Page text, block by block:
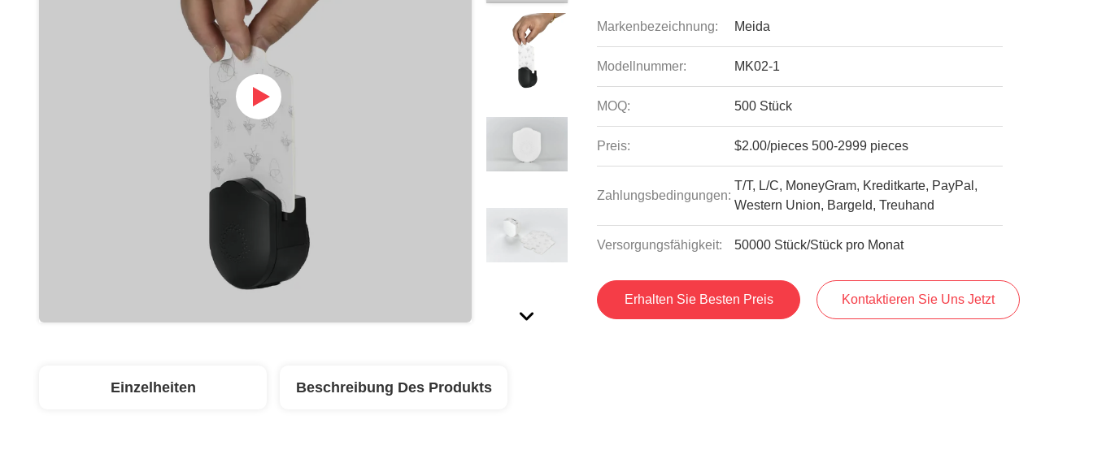
Markenbezeichnung: Meida
Modellnummer: MK02-1
MOQ: 500 Stück
Preis: $2.00/pieces 500-2999 pieces
Zahlungsbedingungen:
T/T, L/C, MoneyGram, Kreditkarte, PayPal,
Western Union, Bargeld, Treuhand
Versorgungsfähigkeit: 50000 Stück/Stück pro Monat
Erhalten Sie Besten Preis Kontaktieren Sie Uns Jetzt
Einzelheiten Beschreibung Des Produkts